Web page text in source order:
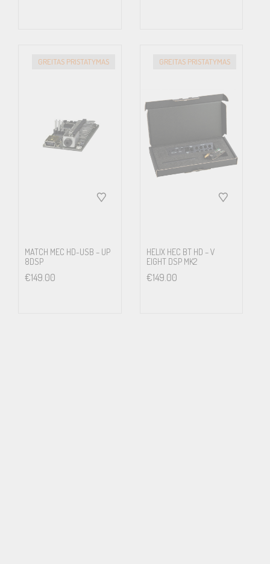
GREITAS PRISTATYMAS
MATCH MEC HD-USB – UP
8DSP
€149.00
GREITAS PRISTATYMAS
HELIX HEC BT HD – V
EIGHT DSP MK2
€149.00